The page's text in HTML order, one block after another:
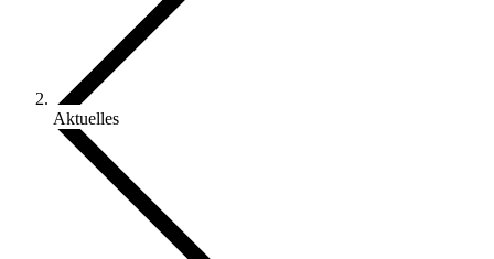
Aktuelles